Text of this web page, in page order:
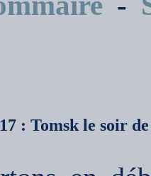
: Tomsk le soir